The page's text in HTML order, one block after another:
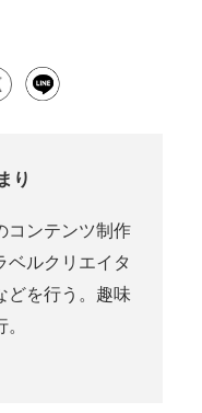
り
コンテンツ制作
ベルクリエイタ
どを行う。趣味